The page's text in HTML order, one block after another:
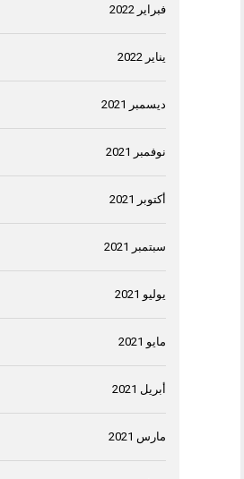
فبراير 2022
يناير 2022
ديسمبر 2021
نوفمبر 2021
أكتوبر 2021
سبتمبر 2021
يوليو 2021
مايو 2021
أبريل 2021
مارس 2021